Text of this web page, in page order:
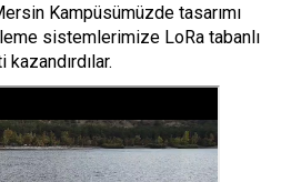
Kampüsümüzde tasarımı
sistemlerimize LoRa tabanlı